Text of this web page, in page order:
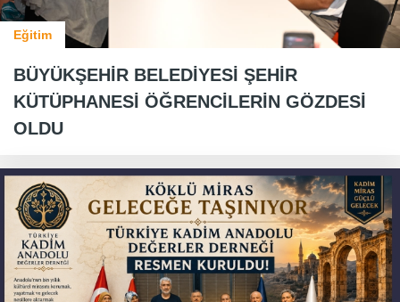
Eğitim
BÜYÜKŞEHİR BELEDİYESİ ŞEHİR
KÜTÜPHANESİ ÖĞRENCİLERİN GÖZDESİ
OLDU